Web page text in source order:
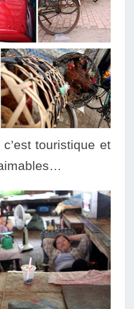
touristique et